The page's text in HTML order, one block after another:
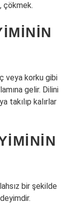
çökmek.
veya korku gibi
gelir. Dilini
takılıp kalırlar
bir şekilde